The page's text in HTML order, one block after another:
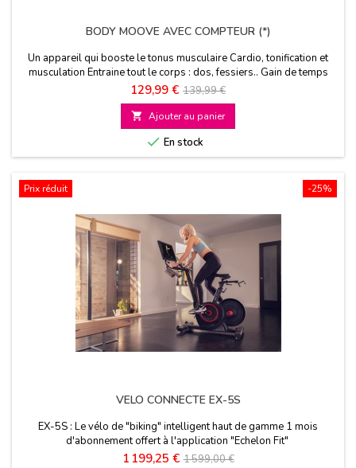
BODY MOOVE AVEC COMPTEUR (*)
Un appareil qui booste le tonus musculaire Cardio, tonification et
musculation Entraine tout le corps : dos, fessiers.. Gain de temps
Prix
129,99 € Prix
de
base
139,99 €
 Ajouter au panier
 En stock
-25%
Prix réduit
VELO CONNECTE EX-5S
EX-5S : Le vélo de "biking" intelligent haut de gamme 1 mois
d'abonnement offert à l'application "Echelon Fit"
Prix
1 199,25 € Prix
1 599,00 €